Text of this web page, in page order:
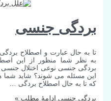
بردگی جنسی
تا به حال عبارت و اصطلاح
به نظر شما منظور از این
بردگی جنسی نوعی اختلال جنسی
این مسئله می شوند؟ شاید شما
که تا به حال اصطلاح بردگی …
بردگی جنسی ادامۀ مطلب »